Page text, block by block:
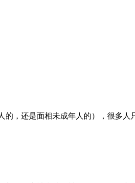
，还是面相未成年人的），很多